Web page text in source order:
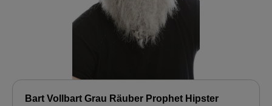
Bart Vollbart Grau Räuber Prophet Hipster